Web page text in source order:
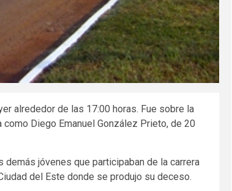
alrededor de las 17:00 horas. Fue sobre la
Diego Emanuel González Prieto, de 20
jóvenes que participaban de la carrera
del Este donde se produjo su deceso.